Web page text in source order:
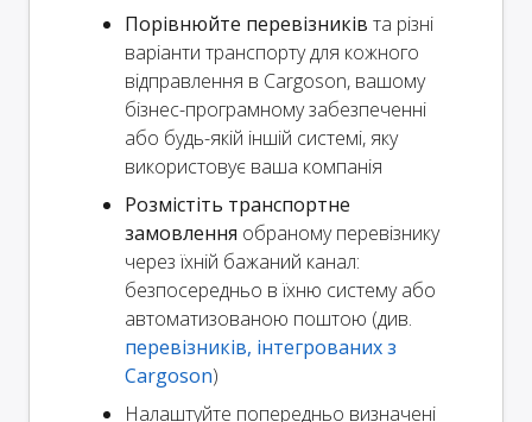
Порівнюйте перевізників та різні
варіанти транспорту для кожного
відправлення в Cargoson, вашому
бізнес-програмному забезпеченні
або будь-якій іншій системі, яку
використовує ваша компанія
Розмістіть транспортне
замовлення обраному перевізнику
через їхній бажаний канал:
безпосередньо в їхню систему або
автоматизованою поштою (див.
перевізників, інтегрованих з
Cargoson)
Налаштуйте попередньо визначені